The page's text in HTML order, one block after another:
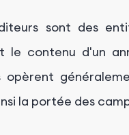
sont des
le contenu d'un
opèrent
la portée des